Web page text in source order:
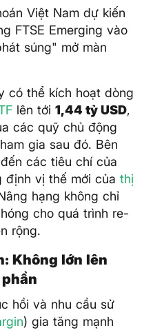
Việt Nam dự kiến
FTSE Emerging vào
súng" mở màn
có thể kích hoạt dòng
lên tới 1,44 tỷ USD,
các quỹ chủ động
gia sau đó. Bên
các tiêu chí của
định vị thế mới của thị
hạng không chỉ
cho quá trình re-
rộng.
Không lớn lên
hồi và nhu cầu sử
) gia tăng mạnh